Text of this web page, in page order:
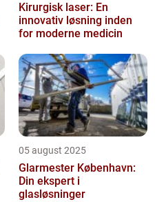
Kirurgisk laser: En
innovativ løsning inden
for moderne medicin
05 august 2025
Glarmester København:
Din ekspert i
glasløsninger